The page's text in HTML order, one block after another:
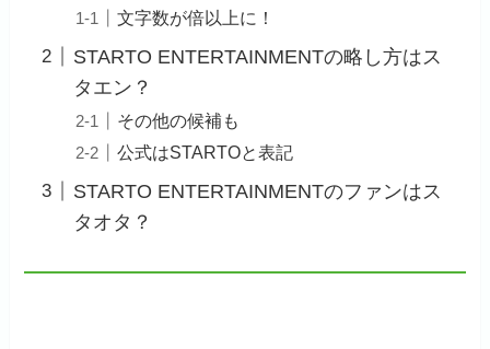
文字数が倍以上に！
STARTO ENTERTAINMENTの略し方はス
タエン？
その他の候補も
公式はSTARTOと表記
STARTO ENTERTAINMENTのファンはス
タオタ？